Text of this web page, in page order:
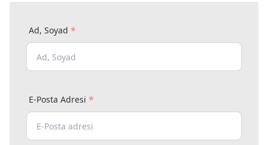
Ad, Soyad *
E-Posta Adresi *